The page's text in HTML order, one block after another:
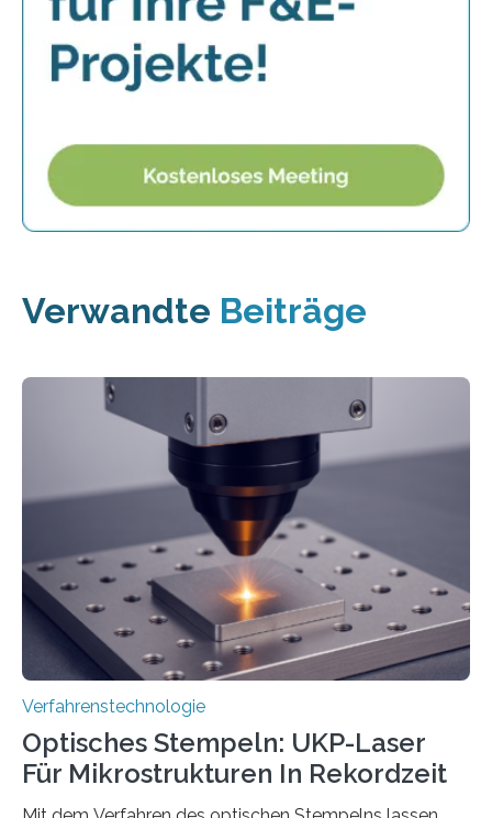
Verwandte Beiträge
Verfahrenstechnologie
Optisches Stempeln: UKP-Laser
Für Mikrostrukturen In Rekordzeit